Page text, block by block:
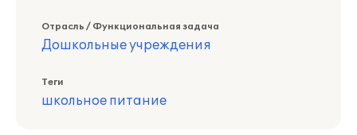
Отрасль / Функциональная задача
Дошкольные учреждения
Теги
школьное питание